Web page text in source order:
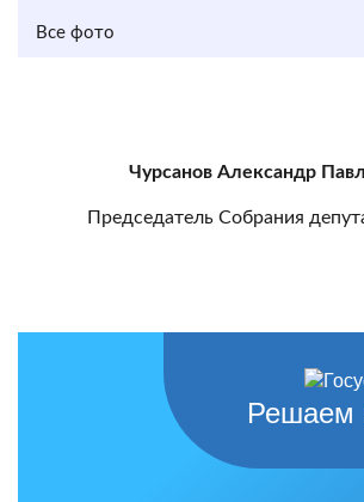
Все фото
Чурсанов Александр
Председатель Собрания
Решаем